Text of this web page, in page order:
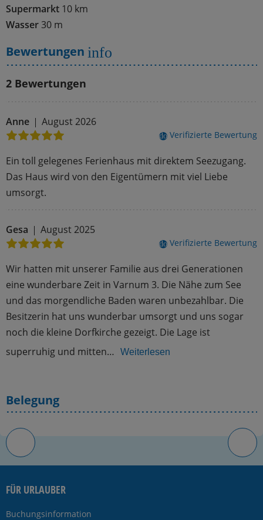
Supermarkt 10 km
Wasser 30 m
Bewertungen info
2 Bewertungen
Anne August 2026
doneVerifizierte Bewertung
Ein toll gelegenes Ferienhaus mit direktem Seezugang.
Das Haus wird von den Eigentümern mit viel Liebe
umsorgt.
Gesa August 2025
doneVerifizierte Bewertung
Wir hatten mit unserer Familie aus drei Generationen
eine wunderbare Zeit in Varnum 3. Die Nähe zum See
und das morgendliche Baden waren unbezahlbar. Die
Besitzerin hat uns wunderbar umsorgt und uns sogar
noch die kleine Dorfkirche gezeigt. Die Lage ist
superruhig und mitten…
Weiterlesen
Belegung
FÜR URLAUBER
Buchungsinformation